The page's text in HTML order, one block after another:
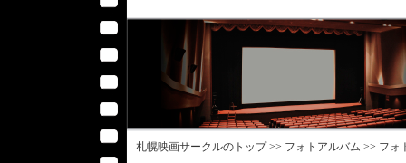
札幌映画サークルのトップ >> フォトアルバム >> フォ